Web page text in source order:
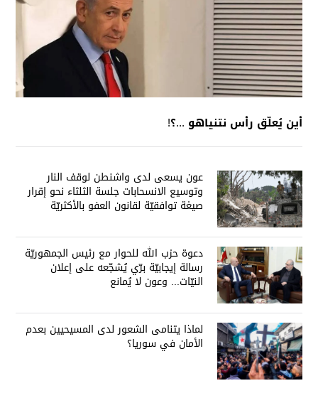
أين يُعلّق رأس نتنياهو ...؟!
عون يسعى لدى واشنطن لوقف النار
وتوسيع الانسحابات جلسة الثلثاء نحو إقرار
صيغة توافقيّة لقانون العفو بالأكثريّة
دعوة حزب الله للحوار مع رئيس الجمهوريّة
رسالة إيجابيّة برّي يُشجّعه على إعلان
النيّات... وعون لا يُمانع
لماذا يتنامى الشعور لدى المسيحيين بعدم
الأمان في سوريا؟